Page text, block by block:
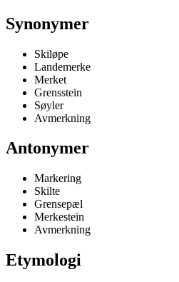
Synonymer
Skiløpe
Landemerke
Merket
Grensstein
Søyler
Avmerkning
Antonymer
Markering
Skilte
Grensepæl
Merkestein
Avmerkning
Etymologi